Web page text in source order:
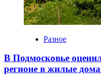
Разное
В Подмосковье
регионе в жилые